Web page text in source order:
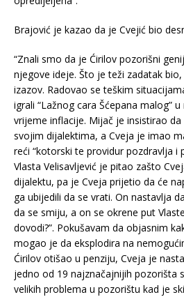
Brajović je kazao da je Cvejić bio
“Znali smo da je Ćirilov pozorišni
njegove ideje. Što je teži zadatak
izazov. Radovao se teškim
igrali “Lažnog cara Šćepana malog”
vrijeme inflacije. Mijač je insistirao
svojim dijalektima, a Cveja je imao
reći “kotorski te providur pozdravlja i
Vlasta Velisavljević je pitao zašto
dijalektu, pa je Cveja prijetio da će
ga ubijedili da se vrati. On nastavlja
da se smiju, a on se okrene put
dovodi?”. Pokušavam da objasnim
mogao je da eksplodira na
Ćirilov otišao u penziju, Cveja je
jedno od 19 najznačajnijih pozorišta
velikih problema u pozorištu kad je